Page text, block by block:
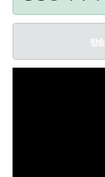
방